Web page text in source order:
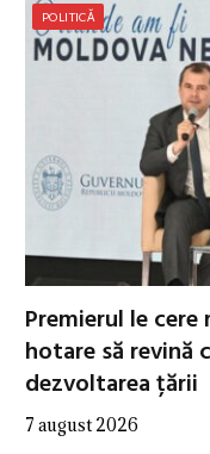
POLITICĂ
Premierul le
hotare să revină
dezvoltarea țării
7 august 2026